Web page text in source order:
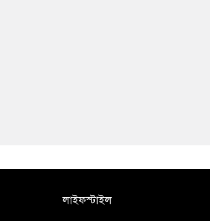
লাইফস্টাইল